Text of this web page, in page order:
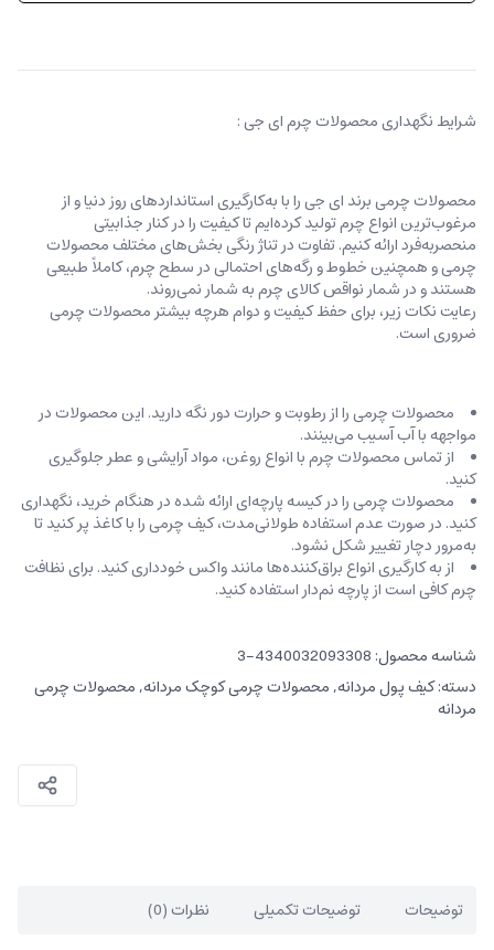
شرایط نگهداری محصولات چرم ای جی :
محصولات چرمی برند ای جی را با به‌کارگیری استانداردهای روز دنیا و از
مرغوب‌ترین انواع چرم تولید کرده‌ایم تا کیفیت را در کنار جذابیتی
منحصربه‌فرد ارائه کنیم. تفاوت در تناژ رنگی بخش‌های مختلف محصولات
چرمی و همچنین خطوط و رگه‌‌های احتمالی در سطح چرم، کاملاً طبیعی
هستند و در شمار نواقص کالای چرم به شمار نمی‌روند.
رعایت نکات زیر، برای حفظ کیفیت و دوام هرچه بیشتر محصولات چرمی
ضروری است.
محصولات چرمی را از رطوبت و حرارت دور نگه دارید. این محصولات در
مواجهه با آب آسیب می‌بینند.
از تماس محصولات چرم با انواع روغن‌، مواد آرایشی و عطر جلوگیری
کنید.
محصولات چرمی را در کیسه‌ پارچه‌ای ارائه شده در هنگام خرید، ‌نگهداری
کنید. در صورت عدم استفاده طولانی‌مدت، کیف‌ چرمی را با کاغذ پر کنید تا
به‌مرور دچار تغییر شکل نشود.
از به کارگیری انواع براق‌کننده‌ها مانند واکس خودداری کنید. برای نظافت
چرم کافی است از پارچه‌ نم‌دار استفاده کنید.
شناسه محصول: 4340032093308-3
دسته:کیف پول مردانه,محصولات چرمی کوچک مردانه,محصولات چرمی
مردانه
توضیحات توضیحات تکمیلی نظرات (0)